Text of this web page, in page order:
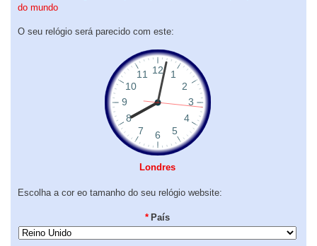
do mundo
O seu relógio será parecido com este:
Londres
Escolha a cor eo tamanho do seu relógio website:
* País